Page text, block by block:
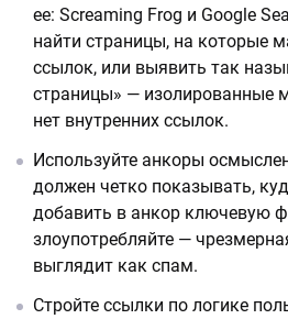
ее: Screaming Frog и Google
найти страницы, на которые
ссылок, или выявить так
страницы» — изолированные
нет внутренних ссылок.
Используйте анкоры
должен четко показывать,
добавить в анкор ключевую
злоупотребляйте —
выглядит как спам.
Стройте ссылки по логике